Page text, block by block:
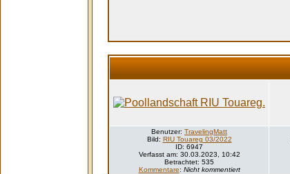
Benutzer: TravelingMatt
Bild: RIU Touareg 03/2022
ID: 6947
Verfasst am: 30.03.2023, 10:42
Betrachtet: 535
Kommentare: Nicht kommentiert